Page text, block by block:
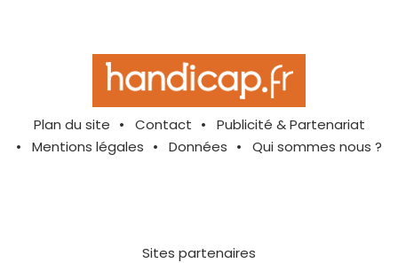
Plan du site Contact
Publicité & Partenariat
Mentions légales
Données Qui sommes nous ?
Sites partenaires